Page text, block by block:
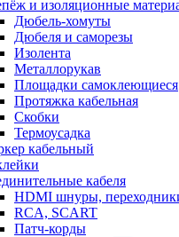
и изоляционные
Дюбель-хомуты
Дюбеля и саморезы
Изолента
Металлорукав
Площадки самоклеющиеся
Протяжка кабельная
Скобки
Термоусадка
кабельный
кабеля
HDMI шнуры,
RCA, SCART
Патч-корды